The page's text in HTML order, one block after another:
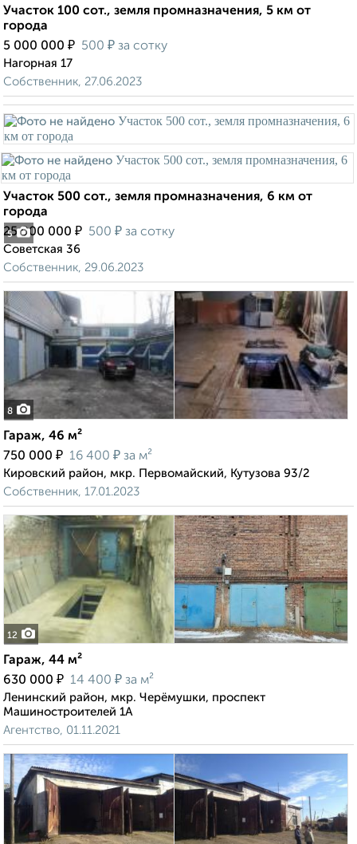
Участок 100 сот., земля промназначения, 5 км от
города
5 000 000 ₽ 500 ₽ за сотку
Нагорная 17
Собственник, 27.06.2023
5
Участок 500 сот., земля промназначения, 6 км от
города
25 000 000 ₽ 500 ₽ за сотку
Советская 36
Собственник, 29.06.2023
8
Гараж, 46 м²
750 000 ₽ 16 400 ₽ за м²
Кировский район, мкр. Первомайский, Кутузова 93/2
Собственник, 17.01.2023
12
Гараж, 44 м²
630 000 ₽ 14 400 ₽ за м²
Ленинский район, мкр. Черёмушки, проспект
Машиностроителей 1А
Агентство, 01.11.2021